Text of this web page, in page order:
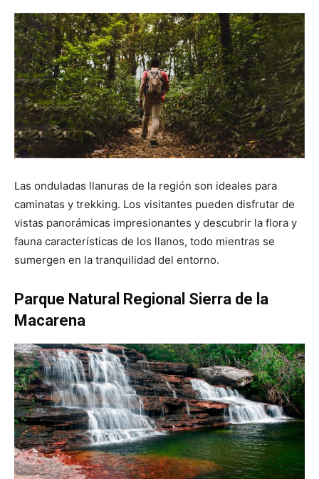
Las onduladas llanuras de la región son ideales para
caminatas y trekking. Los visitantes pueden disfrutar de
vistas panorámicas impresionantes y descubrir la flora y
fauna características de los llanos, todo mientras se
sumergen en la tranquilidad del entorno.
Parque Natural Regional Sierra de la
Macarena